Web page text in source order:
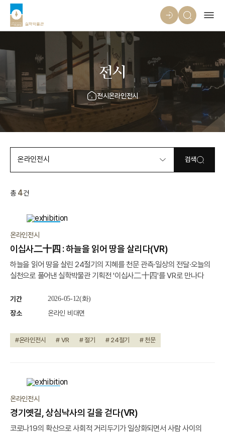
전시
전시온라인전시
온라인전시 검색
총 4건
온라인전시
이십사二十四 : 하늘을 읽어 땅을 살리다(VR)
하늘을 읽어 땅을 살린 24절기의 지혜를 천문 관측·일상의 전달·오늘의
실천으로 풀어낸 실학박물관 기획전 '이십사二十四'를 VR로 만나다
기간 2026-05-12(화)
장소 온라인 비대면
#온라인전시 # VR # 절기 # 24절기 # 천문
온라인전시
경기옛길, 상심낙사의 길을 걷다(VR)
코로나19의 확산으로 사회적 거리두기가 일상화되면서 사람 사이의